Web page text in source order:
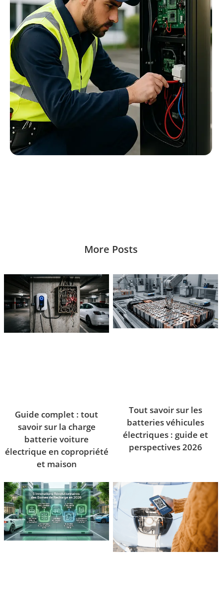
More Posts
Guide complet : tout
savoir sur la charge
batterie voiture
électrique en copropriété
et maison
Tout savoir sur les
batteries véhicules
électriques : guide et
perspectives 2026